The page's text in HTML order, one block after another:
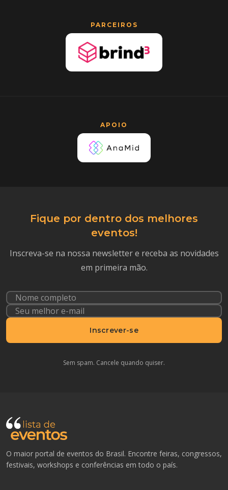
PARCEIROS
APOIO
Fique por dentro dos melhores
eventos!
Inscreva-se na nossa newsletter e receba as novidades
em primeira mão.
Inscrever-se
Sem spam. Cancele quando quiser.
O maior portal de eventos do Brasil. Encontre feiras, congressos,
festivais, workshops e conferências em todo o país.